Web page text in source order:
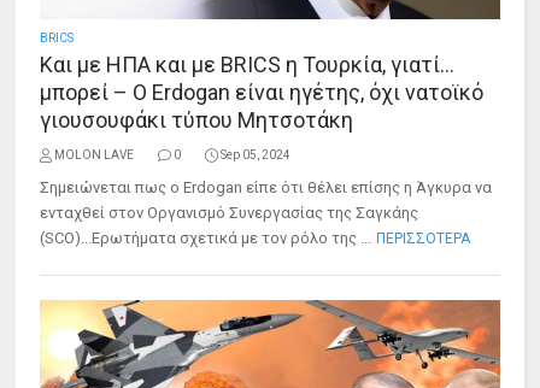
BRICS
Και με ΗΠΑ και με BRICS η Τουρκία, γιατί…
μπορεί – O Erdogan είναι ηγέτης, όχι νατοϊκό
γιουσουφάκι τύπου Μητσοτάκη
MOLON LAVE 0 Sep 05, 2024
Σημειώνεται πως o Erdogan είπε ότι θέλει επίσης η Άγκυρα να
ενταχθεί στον Οργανισμό Συνεργασίας της Σαγκάης
(SCO)...Ερωτήματα σχετικά με τον ρόλο της ... ΠΕΡΙΣΣΟΤΕΡΑ